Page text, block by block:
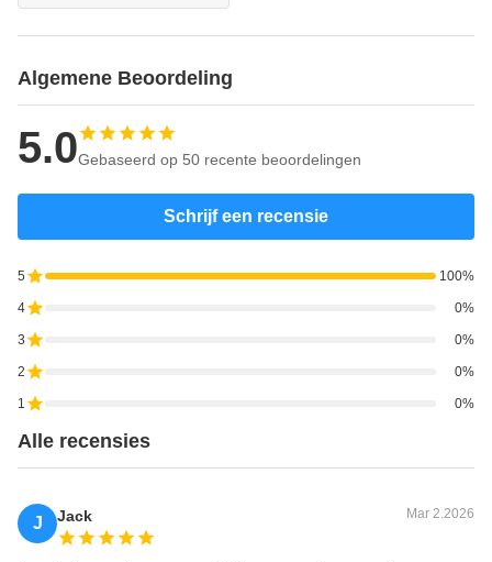
Algemene Beoordeling
5.0Gebaseerd op 50 recente beoordelingen
Schrijf een recensie
5 100%
4 0%
3 0%
2 0%
1 0%
Alle recensies
J Jack Mar 2.2026